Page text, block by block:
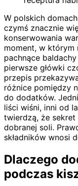
W polskich
czymś znacznie
konserwowania
moment, w którym
pachnące
pierwsze główki
przepis
różnice pomiędzy
do dodatków.
liści wiśni, inni od
twierdzą, że
dobranej soli.
składników wnosi
Dlaczego
podczas